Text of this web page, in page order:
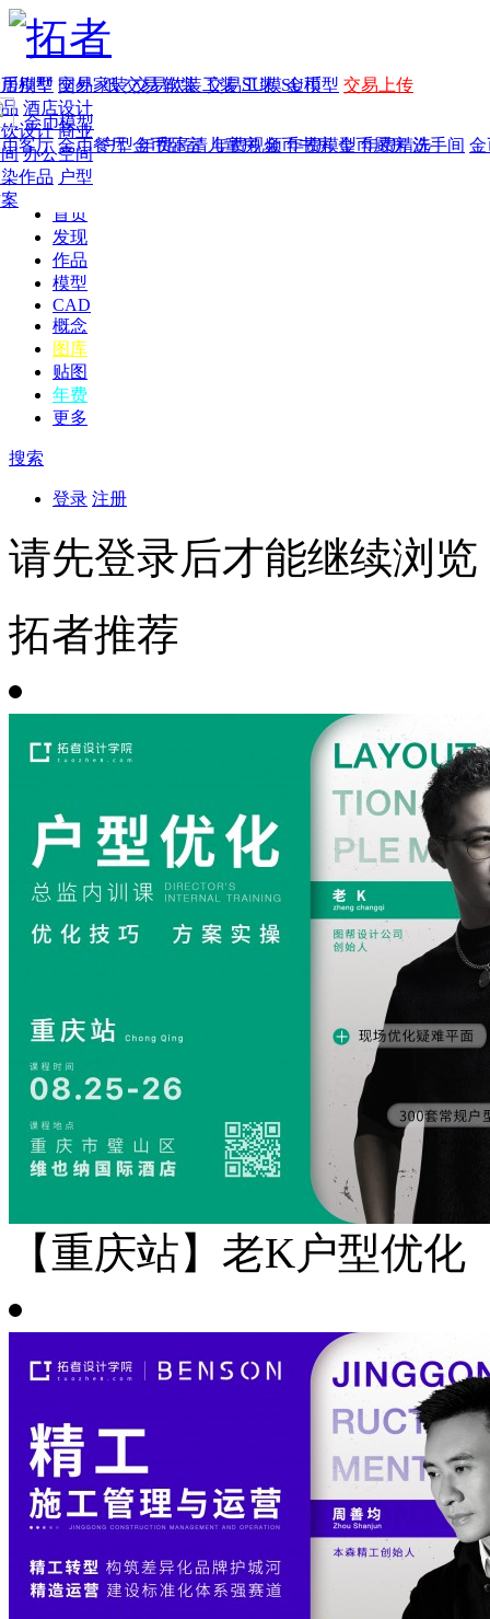
首页
发现
年费 作品 图纸 交易 软装 工装 SU模 金币
年费版块
费图纸 年费户型 年费高清 年费视频 年费模型 年费精选
作品
别墅 国外
酒店设计
设计 商业
办公空间
作品 户型
模型
模型 交易家装 交易软装 交易工装 SU模型 交易上传
金币模型
客厅 金币餐厅 金币卧室 儿童房 金币书房 金币厨房 洗手间 金
CAD
概念
图库
贴图
年费
更多
搜索
登录 注册
请先登录后才能继续浏览
拓者推荐
【重庆站】老K户型优化